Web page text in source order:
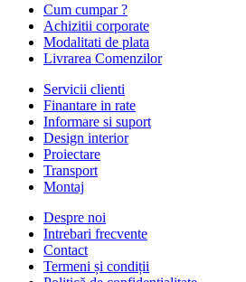
Cum cumpar ?
Achizitii corporate
Modalitati de plata
Livrarea Comenzilor
Servicii clienti
Finantare in rate
Informare si suport
Design interior
Proiectare
Transport
Montaj
Despre noi
Intrebari frecvente
Contact
Termeni și condiții